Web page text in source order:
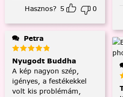
Hasznos? 5 0
Petra
Nyugodt Buddha
A kép nagyon szép,
igényes, a festékekkel
volt kis problémám,